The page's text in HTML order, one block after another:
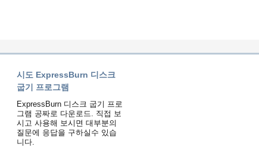
시도 ExpressBurn 디스크
굽기 프로그램
ExpressBurn 디스크 굽기 프로
그램 공짜로 다운로드. 직접 보
시고 사용해 보시면 대부분의
질문에 응답을 구하실수 있습
니다.